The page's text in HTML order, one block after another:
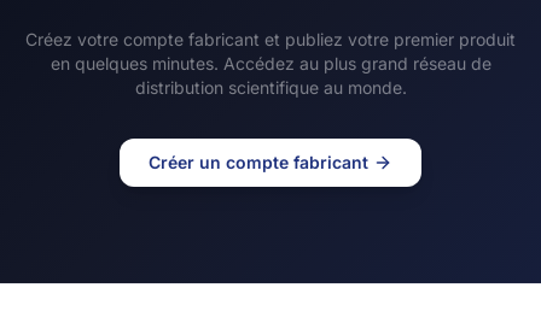
Créez votre compte fabricant et publiez votre premier produit
en quelques minutes. Accédez au plus grand réseau de
distribution scientifique au monde.
Créer un compte fabricant